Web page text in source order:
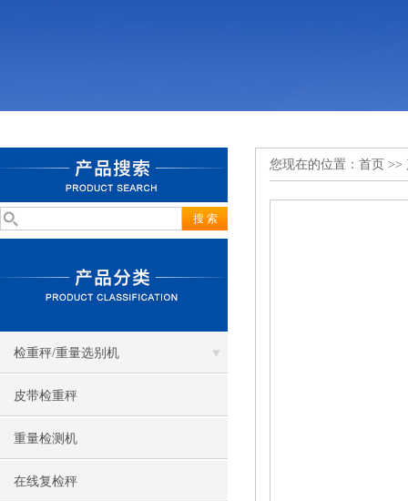
检重秤/重量选别机
皮带检重秤
重量检测机
在线复检秤
您现在的位置： 首页 >>